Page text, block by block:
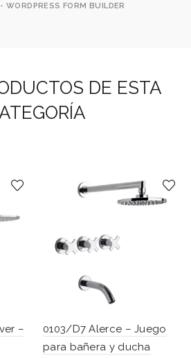
WORDPRESS FORM BUILDER
DE ESTA
–
0103/D7 Alerce – Juego
para bañera y ducha